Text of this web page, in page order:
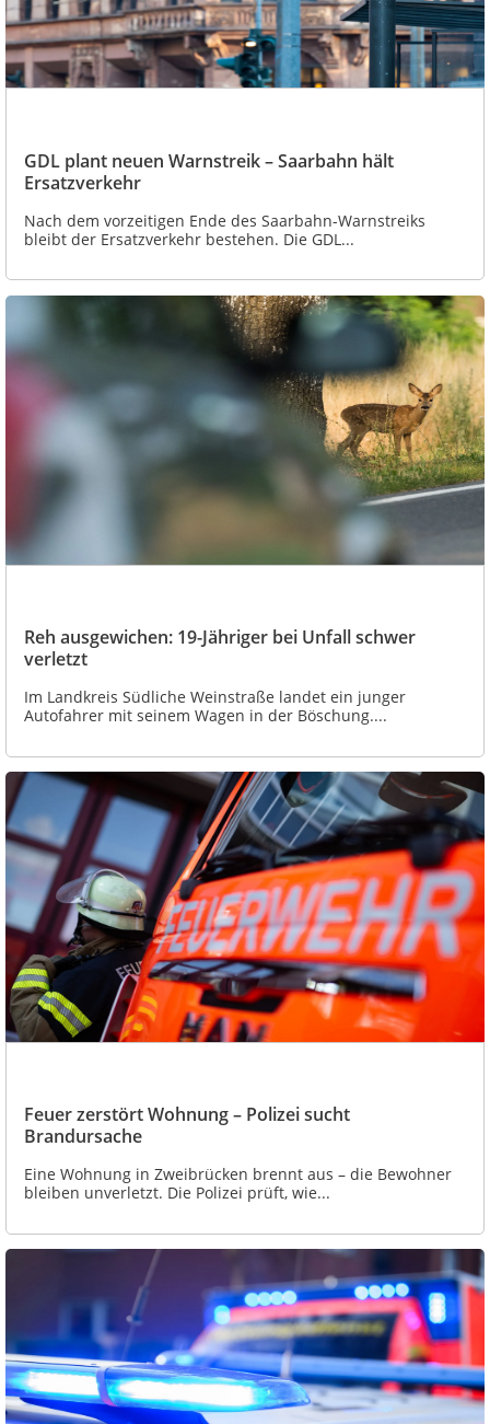
GDL plant neuen Warnstreik – Saarbahn hält
Ersatzverkehr
Nach dem vorzeitigen Ende des Saarbahn-Warnstreiks
bleibt der Ersatzverkehr bestehen. Die GDL...
Reh ausgewichen: 19-Jähriger bei Unfall schwer
verletzt
Im Landkreis Südliche Weinstraße landet ein junger
Autofahrer mit seinem Wagen in der Böschung....
Feuer zerstört Wohnung – Polizei sucht
Brandursache
Eine Wohnung in Zweibrücken brennt aus – die Bewohner
bleiben unverletzt. Die Polizei prüft, wie...